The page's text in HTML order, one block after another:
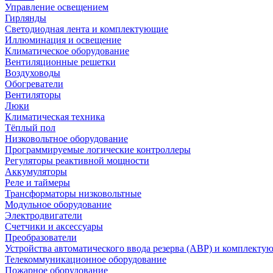
Управление освещением
Гирлянды
Светодиодная лента и комплектующие
Иллюминация и освещение
Климатическое оборудование
Вентиляционные решетки
Воздуховоды
Обогреватели
Вентиляторы
Люки
Климатическая техника
Тёплый пол
Низковольтное оборудование
Программируемые логические контроллеры
Регуляторы реактивной мощности
Аккумуляторы
Реле и таймеры
Трансформаторы низковольтные
Модульное оборудование
Электродвигатели
Счетчики и аксессуары
Преобразователи
Устройства автоматического ввода резерва (АВР) и
Телекоммуникационное оборудование
Пожарное оборудование